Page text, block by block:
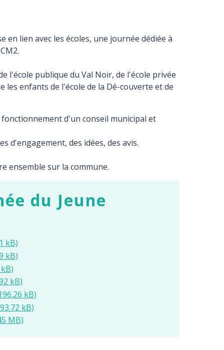
en lien avec les écoles, une journée dédiée à
l'école publique du Val Noir, de l'école privée
les enfants de l'école de la Dé-couverte et de
d'un conseil municipal et
d'engagement, des idées, des avis.
ensemble sur la commune.
du Jeune
kB)
kB)
kB)
kB)
kB)
MB)